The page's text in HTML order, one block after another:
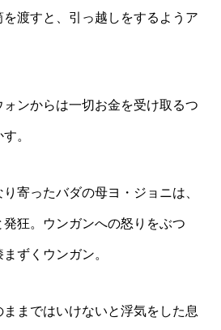
渡すと、引っ越しをするようア
ォンからは一切お金を受け取るつ
。
寄ったバダの母ヨ・ジョニは、
狂。ウンガンへの怒りをぶつ
ずくウンガン。
まではいけないと浮気をした息